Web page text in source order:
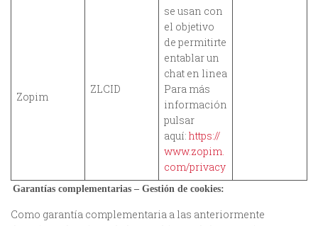
Zopim
ZLCID
se usan con
el objetivo
de permitirte
entablar un
chat en linea
Para más
información
pulsar
aquí: https://
www.zopim.
com/privacy
Garantías complementarias – Gestión de cookies:
Como garantía complementaria a las anteriormente